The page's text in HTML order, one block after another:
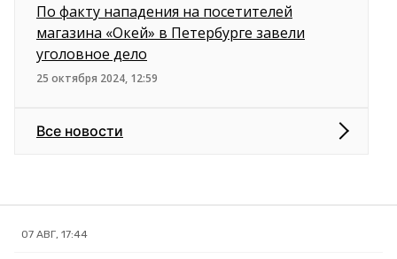
По факту нападения на посетителей
магазина «Окей» в Петербурге завели
уголовное дело
25 октября 2024, 12:59
Все новости
07 АВГ, 17:44